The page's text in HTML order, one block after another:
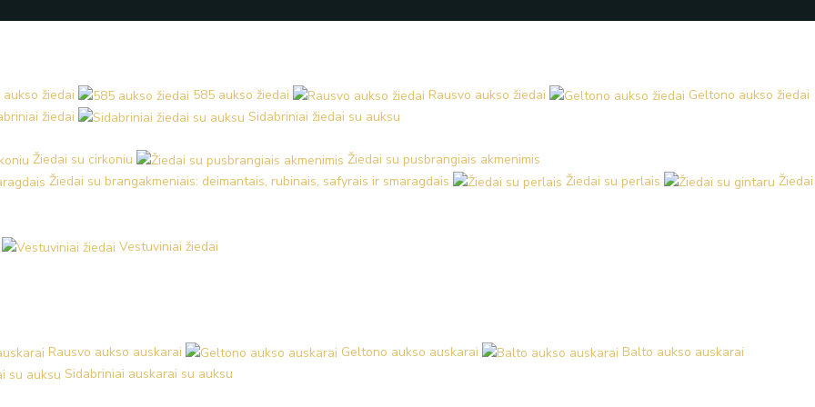
žiedai 585 aukso žiedai Rausvo aukso žiedai
Geltono aukso žiedai
žiedai
Sidabriniai žiedai su auksu
Žiedai su cirkoniu
Žiedai su pusbrangiais akmenimis
Žiedai su brangakmeniais: deimantais, rubinais, safyrais ir smaragdais
Žiedai su perlais
Žiedai
Vestuviniai žiedai
Rausvo aukso auskarai Geltono aukso auskarai
Balto aukso auskarai
Sidabriniai auskarai su auksu